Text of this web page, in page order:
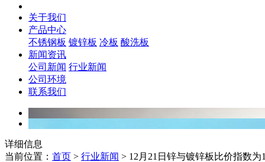
关于我们
产品中心
不锈钢板 镀锌板 冷板 酸洗板
新闻资讯
公司新闻 行业新闻
公司环境
联系我们
详细信息
当前位置： 首页 > 行业新闻 > 12月21日锌与镀锌板比价指数为